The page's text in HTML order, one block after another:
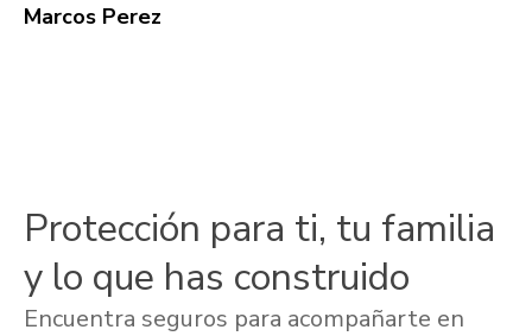
Marcos Perez
Protección para ti, tu familia
y lo que has construido
Encuentra seguros para acompañarte en